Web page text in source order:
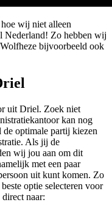
wij niet alleen
Nederland! Zo hebben wij
bijvoorbeeld ook
uit Driel. Zoek niet
kan nog
optimale partij kiezen
Als jij de
wij jou aan om dit
met een paar
uit kunt komen. Zo
optie selecteren voor
naar: